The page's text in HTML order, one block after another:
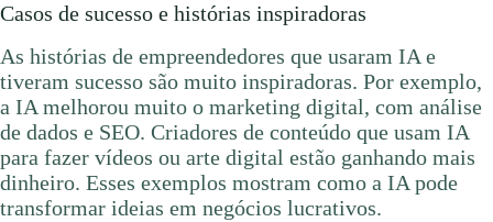
Casos de sucesso e histórias inspiradoras
As histórias de empreendedores que usaram IA e
tiveram sucesso são muito inspiradoras. Por exemplo,
a IA melhorou muito o marketing digital, com análise
de dados e SEO. Criadores de conteúdo que usam IA
para fazer vídeos ou arte digital estão ganhando mais
dinheiro. Esses exemplos mostram como a IA pode
transformar ideias em negócios lucrativos.